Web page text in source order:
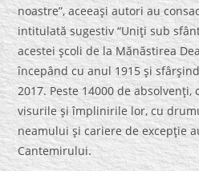
noastre”, aceeaşi autori au
intitulată sugestiv “Uniţi sub
acestei şcoli de la Mănăstirea
începând cu anul 1915 şi
2017. Peste 14000 de
visurile şi împlinirile lor, cu
neamului şi cariere de excepţie
Cantemirului.